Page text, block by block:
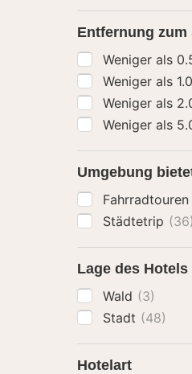
Entfernung zum
Weniger als
Weniger als
Weniger als
Weniger als
Umgebung
Fahrradtouren
Städtetrip (36)
Lage des Hotels
Wald (3)
Stadt (48)
Hotelart